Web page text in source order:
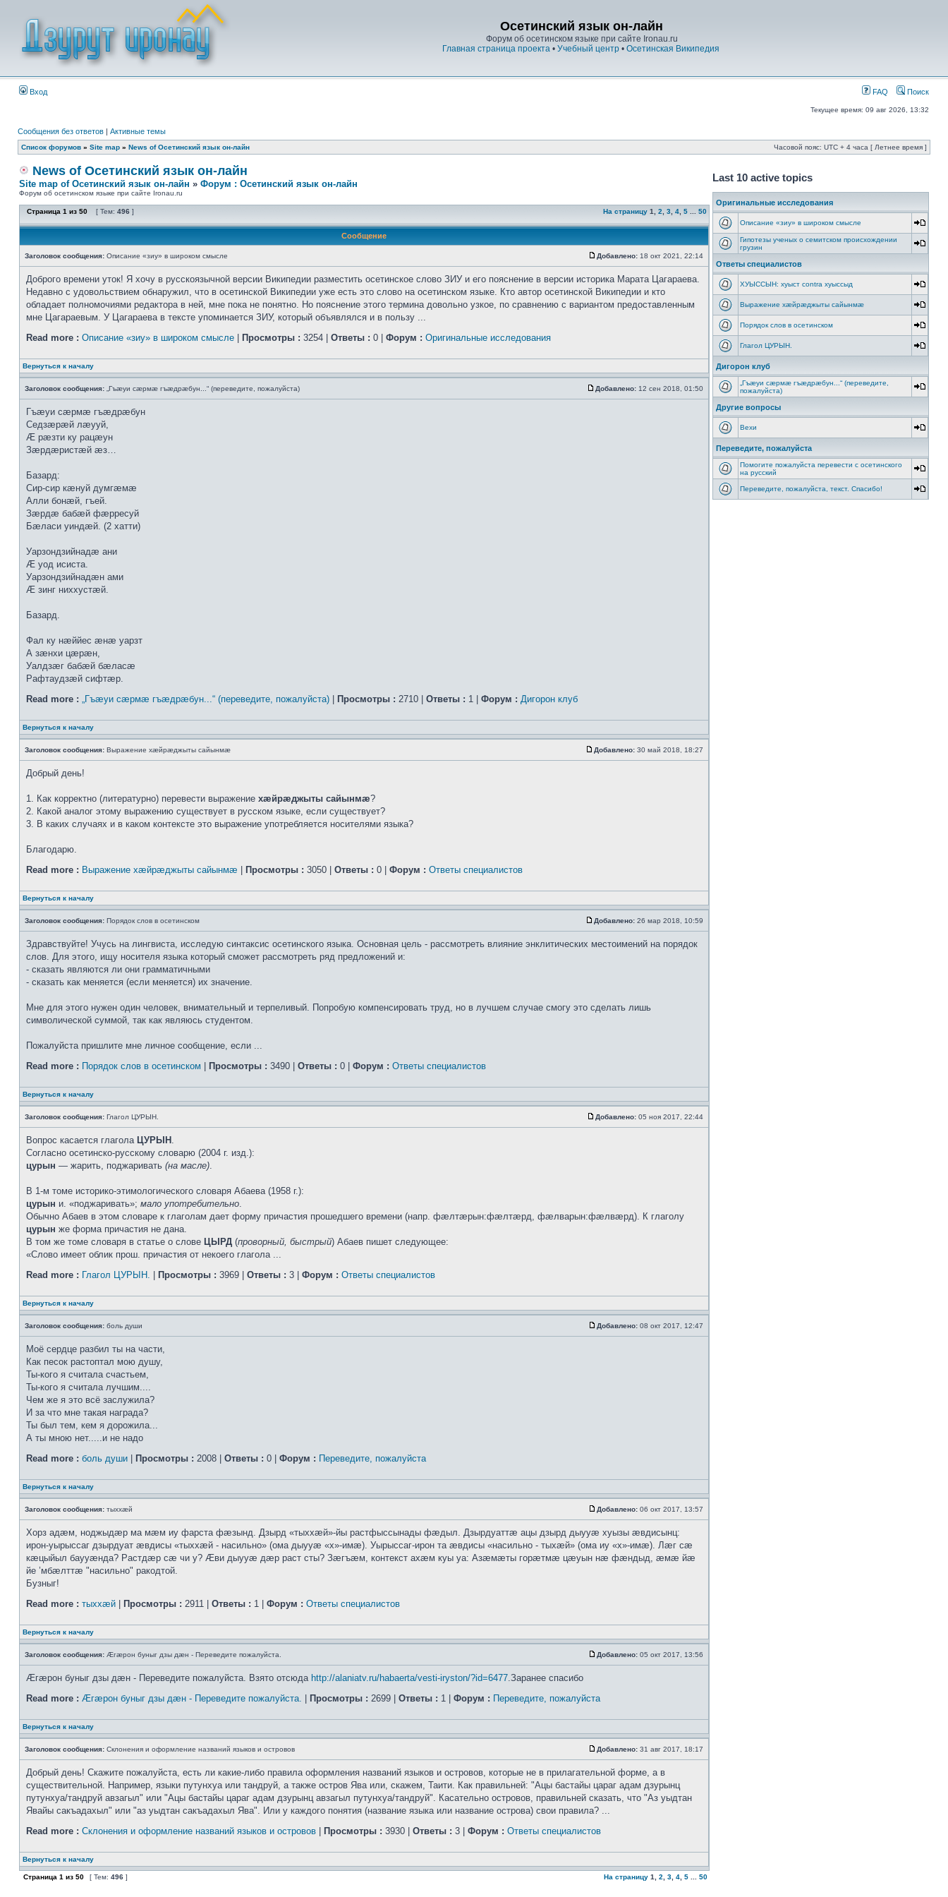
Осетинский язык он-лайн
Форум об осетинском языке при сайте Ironau.ru
Главная страница проекта • Учебный центр • Осетинская Википедия
Вход FAQ Поиск
Текущее время: 09 авг 2026, 13:32
Сообщения без ответов | Активные темы
Список форумов » Site map » News of Осетинский язык он-лайн Часовой пояс: UTC + 4 часа [ Летнее время ]
News of Осетинский язык он-лайн
Site map of Осетинский язык он-лайн » Форум : Осетинский язык он-лайн
Форум об осетинском языке при сайте Ironau.ru
Страница 1 из 50 [ Тем: 496 ] На страницу 1 2 3 4 5 50
Сообщение
Заголовок сообщения: Описание «зиу» в широком смысле Добавлено: 18 окт 2021, 22:14
Доброго времени уток! Я хочу в русскоязычной версии Википедии разместить осетинское слово ЗИУ и его пояснение в версии историка Марата Цагараева.
Недавно с удовольствием обнаружил, что в осетинской Википедии уже есть это слово на осетинском языке. Кто автор осетинской Википедии и кто
обладает полномочиями редактора в ней, мне пока не понятно. Но пояснение этого термина довольно узкое, по сравнению с вариантом предоставленным
мне Цагараевым. У Цагараева в тексте упоминается ЗИУ, который объявлялся и в пользу ...
Read more : Описание «зиу» в широком смысле Просмотры : 3254 | Ответы : 0 | Форум : Оригинальные исследования
Вернуться к началу
Заголовок сообщения: „Гъæуи сæрмæ гъæдрæбун...“ (переведите, пожалуйста) Добавлено: 12 сен 2018, 01:50
Гъæуи сæрмæ гъæдрæбун
Седзæрæй лæууй,
Æ рæзти ку рацæун
Зæрдæристæй æз…
Базард:
Сир-сир кæнуй думгæмæ
Алли бонæй, гъей.
Зæрдæ бабæй фæрресуй
Бæласи уиндæй. (2 хатти)
Уарзондзийнадæ ани
Æ уод исиста.
Уарзондзийнадæн ами
Æ зинг ниххустæй.
Базард.
Фал ку нæййес æнæ уарзт
А зæнхи цæрæн,
Уалдзæг бабæй бæласæ
Рафтаудзæй сифтæр.
Read more : „Гъæуи сæрмæ гъæдрæбун...“ (переведите, пожалуйста) Просмотры : 2710 | Ответы : 1 | Форум : Дигорон клуб
Вернуться к началу
Заголовок сообщения: Выражение хæйрæджыты сайынмæ Добавлено: 30 май 2018, 18:27
Добрый день!
1. Как корректно (литературно) перевести выражение хæйрæджыты сайынмæ?
2. Какой аналог этому выражению существует в русском языке, если существует?
3. В каких случаях и в каком контексте это выражение употребляется носителями языка?
Благодарю.
Read more : Выражение хæйрæджыты сайынмæ Просмотры : 3050 | Ответы : 0 | Форум : Ответы специалистов
Вернуться к началу
Заголовок сообщения: Порядок слов в осетинском Добавлено: 26 мар 2018, 10:59
Здравствуйте! Учусь на лингвиста, исследую синтаксис осетинского языка. Основная цель - рассмотреть влияние энклитических местоимений на порядок
слов. Для этого, ищу носителя языка который сможет рассмотреть ряд предложений и:
- сказать являются ли они грамматичными
- сказать как меняется (если меняется) их значение.
Мне для этого нужен один человек, внимательный и терпеливый. Попробую компенсировать труд, но в лучшем случае смогу это сделать лишь
символической суммой, так как являюсь студентом.
Пожалуйста пришлите мне личное сообщение, если ...
Read more : Порядок слов в осетинском Просмотры : 3490 | Ответы : 0 | Форум : Ответы специалистов
Вернуться к началу
Заголовок сообщения: Глагол ЦУРЫН. Добавлено: 05 ноя 2017, 22:44
Вопрос касается глагола ЦУРЫН .
Согласно осетинско-русскому словарю (2004 г. изд.):
цурын — жарить, поджаривать (на масле).
В 1-м томе историко-этимологического словаря Абаева (1958 г.):
цурын и. «поджаривать»; мало употребительно.
Обычно Абаев в этом словаре к глаголам дает форму причастия прошедшего времени (напр. фæлтæрын:фæлтæрд, фæлварын:фæлвæрд). К глаголу
цурын же форма причастия не дана.
В том же томе словаря в статье о слове ЦЫРД (проворный, быстрый) Абаев пишет следующее:
«Слово имеет облик прош. причастия от некоего глагола ...
Read more : Глагол ЦУРЫН. Просмотры : 3969 | Ответы : 3 | Форум : Ответы специалистов
Вернуться к началу
Заголовок сообщения: боль души Добавлено: 08 окт 2017, 12:47
Моё сердце разбил ты на части,
Как песок растоптал мою душу,
Ты-кого я считала счастьем,
Ты-кого я считала лучшим....
Чем же я это всё заслужила?
И за что мне такая награда?
Ты был тем, кем я дорожила...
А ты мною нет.....и не надо
Read more : боль души Просмотры : 2008 | Ответы : 0 | Форум : Переведите, пожалуйста
Вернуться к началу
Заголовок сообщения: тыххӕй Добавлено: 06 окт 2017, 13:57
Хорз адӕм, ноджыдӕр ма мӕм иу фарста фӕзынд. Дзырд «тыххӕй»-йы растфыссынады фӕдыл. Дзырдуаттӕ ацы дзырд дыууӕ хуызы ӕвдисынц:
ирон-уырыссаг дзырдуат ӕвдисы «тыххӕй - насильно» (ома дыууӕ «х»-имӕ). Уырыссаг-ирон та ӕвдисы «насильно - тыхӕй» (ома иу «х»-имӕ). Лӕг сӕ
кӕцыйыл баууӕнда? Растдӕр сӕ чи у? Ӕви дыууӕ дӕр раст сты? Зӕгъӕм, контекст ахӕм куы уа: Азӕмӕты горӕтмӕ цӕуын нӕ фӕндыд, ӕмӕ йӕ
йе ’мбӕлттӕ "насильно" ракодтой.
Бузныг!
Read more : тыххӕй Просмотры : 2911 | Ответы : 1 | Форум : Ответы специалистов
Вернуться к началу
Заголовок сообщения: Æгæрон буныг дзы дæн - Переведите пожалуйста. Добавлено: 05 окт 2017, 13:56
Æгæрон буныг дзы дæн - Переведите пожалуйста. Взято отсюда http://alaniatv.ru/habaerta/vesti-iryston/?id=6477.Заранее спасибо
Read more : Æгæрон буныг дзы дæн - Переведите пожалуйста. Просмотры : 2699 | Ответы : 1 | Форум : Переведите, пожалуйста
Вернуться к началу
Заголовок сообщения: Склонения и оформление названий языков и островов Добавлено: 31 авг 2017, 18:17
Добрый день! Скажите пожалуйста, есть ли какие-либо правила оформления названий языков и островов, которые не в прилагательной форме, а в
существительной. Например, языки путунхуа или тандруй, а также остров Ява или, скажем, Таити. Как правильней: "Ацы бастайы цараг адам дзурынц
путунхуа/тандруй авзагыл" или "Ацы бастайы цараг адам дзурынц авзагыл путунхуа/тандруй". Касательно островов, правильней сказать, что "Аз уыдтан
Явайы сакъадахыл" или "аз уыдтан сакъадахыл Ява". Или у каждого понятия (название языка или название острова) свои правила? ...
Read more : Склонения и оформление названий языков и островов Просмотры : 3930 | Ответы : 3 | Форум : Ответы специалистов
Вернуться к началу
Страница 1 из 50 [ Тем: 496 ] На страницу 1 2 3 4 5 50
Last 10 active topics
Оригинальные исследования
Описание «зиу» в широком смысле
Гипотезы ученых о семитском происхождении
грузин
Ответы специалистов
ХУЫССЫН: хуыст contra хуыссыд
Выражение хæйрæджыты сайынмæ
Порядок слов в осетинском
Глагол ЦУРЫН.
Дигорон клуб
„Гъæуи сæрмæ гъæдрæбун...“ (переведите,
пожалуйста)
Другие вопросы
Вехи
Переведите, пожалуйста
Помогите пожалуйста перевести с осетинского
на русский
Переведите, пожалуйста, текст. Спасибо!